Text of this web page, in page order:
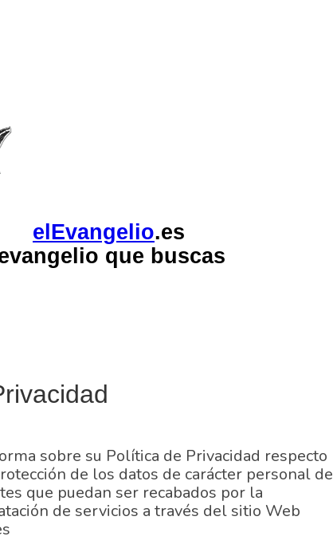
elEvangelio.es
que buscas
sobre su Política de Privacidad respecto
de los datos de carácter personal de
que puedan ser recabados por la
de servicios a través del sitio Web